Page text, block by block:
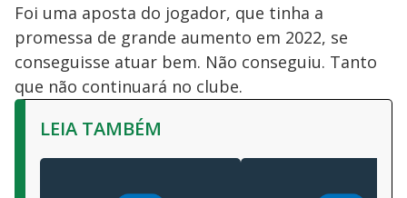
Foi uma aposta do jogador, que tinha a
promessa de grande aumento em 2022, se
conseguisse atuar bem. Não conseguiu. Tanto
que não continuará no clube.
LEIA TAMBÉM